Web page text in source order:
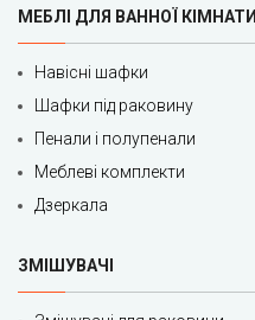
МЕБЛІ ДЛЯ ВАННОЇ КІМНАТИ
Навісні шафки
Шафки під раковину
Пенали і полупенали
Меблеві комплекти
Дзеркала
ЗМІШУВАЧІ